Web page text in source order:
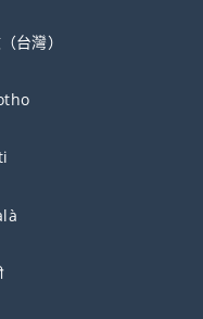
台灣）